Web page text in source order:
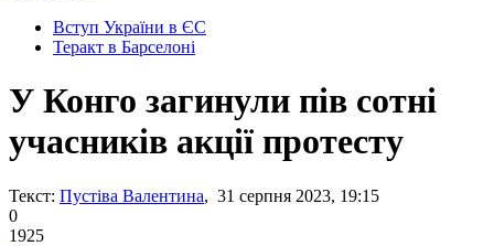
Вступ України в ЄС
Теракт в Барселоні
У Конго загинули пів сотні
учасників акції протесту
Текст: Пустіва Валентина, 31 серпня 2023, 19:15
0
1925